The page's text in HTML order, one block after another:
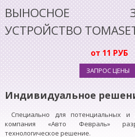
ВЫНОСНОЕ
УСТРОЙСТВО
от 11 РУБ
ЗАПРОС ЦЕНЫ
Индивидуальное
Специально для потенциальных и
компания «Авто Февраль»
технологическое решение.